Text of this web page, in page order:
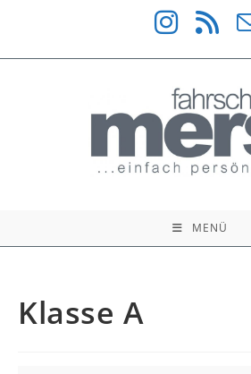
springen
MENÜ
Klasse A